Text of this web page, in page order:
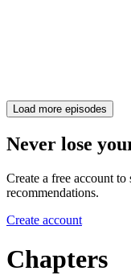
Load more episodes
Never lose
Create a free account
recommendations.
Create account
Chapters